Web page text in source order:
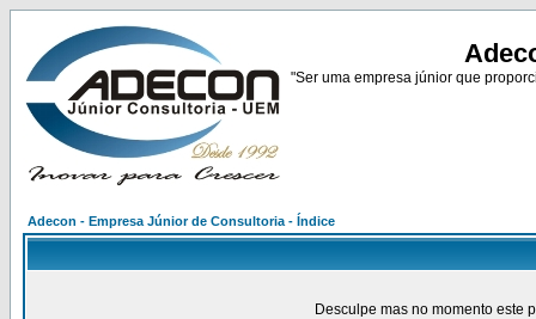
"Ser uma empresa júnior que
Adecon - Empresa Júnior de Consultoria - Índice
Desculpe mas no momento este